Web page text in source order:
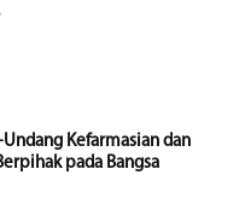
Kefarmasian dan
pada Bangsa